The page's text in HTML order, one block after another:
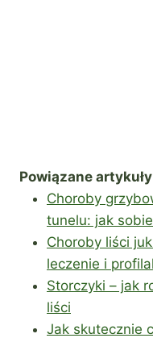
Powiązane
Choroby
tunelu: jak
Choroby liści
leczenie i
Storczyki – jak
liści
Jak skutecznie